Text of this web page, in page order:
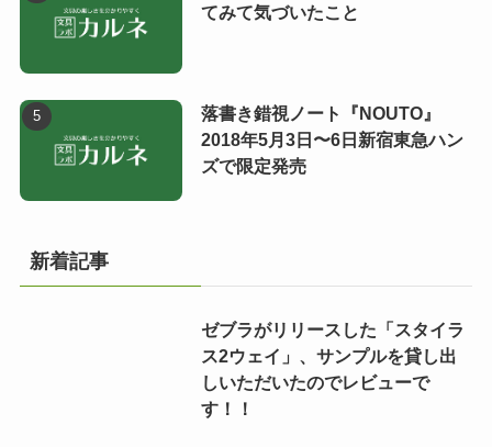
てみて気づいたこと
落書き錯視ノート『NOUTO』
2018年5月3日〜6日新宿東急ハン
ズで限定発売
新着記事
ゼブラがリリースした「スタイラ
ス2ウェイ」、サンプルを貸し出
しいただいたのでレビューで
す！！